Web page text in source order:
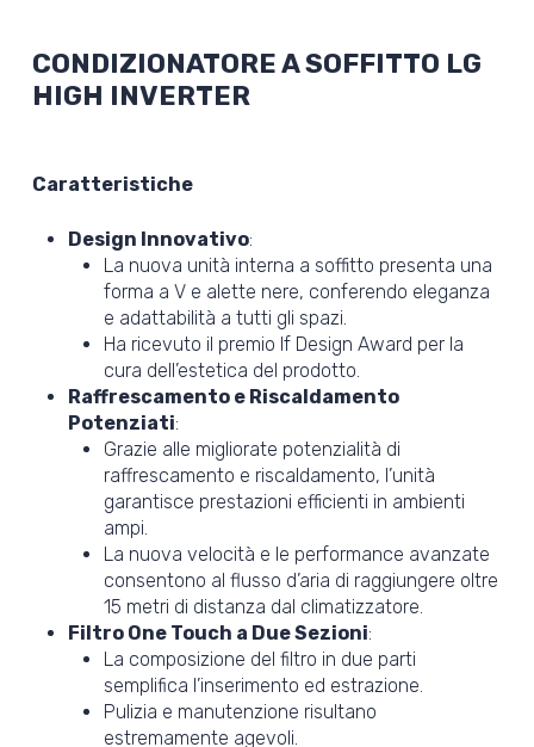
CONDIZIONATORE A SOFFITTO LG
HIGH INVERTER
Caratteristiche
Design Innovativo:
La nuova unità interna a soffitto presenta una
forma a V e alette nere, conferendo eleganza
e adattabilità a tutti gli spazi.
Ha ricevuto il premio If Design Award per la
cura dell’estetica del prodotto.
Raffrescamento e Riscaldamento
Potenziati:
Grazie alle migliorate potenzialità di
raffrescamento e riscaldamento, l’unità
garantisce prestazioni efficienti in ambienti
ampi.
La nuova velocità e le performance avanzate
consentono al flusso d’aria di raggiungere oltre
15 metri di distanza dal climatizzatore.
Filtro One Touch a Due Sezioni:
La composizione del filtro in due parti
semplifica l’inserimento ed estrazione.
Pulizia e manutenzione risultano
estremamente agevoli.